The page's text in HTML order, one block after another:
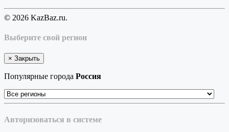
© 2026 KazBaz.ru.
Выберите свой регион
× Закрыть
Популярные города Россия
Авторизоваться в системе